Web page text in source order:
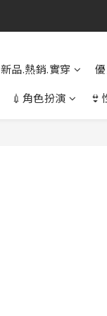
新品.熱銷.實穿
💉角色扮演 👙